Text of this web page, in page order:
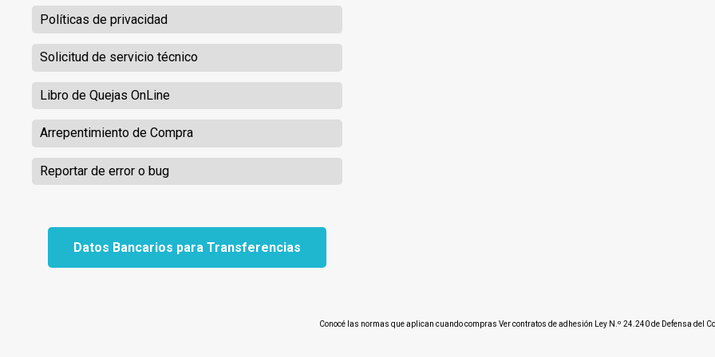
Políticas de privacidad
Solicitud de servicio técnico
Libro de Quejas OnLine
Arrepentimiento de Compra
Reportar de error o bug
Datos Bancarios para Transferencias
Conocé las normas que aplican cuando compras Ver contratos de adhesión Ley N.º 24.240 de Defensa del